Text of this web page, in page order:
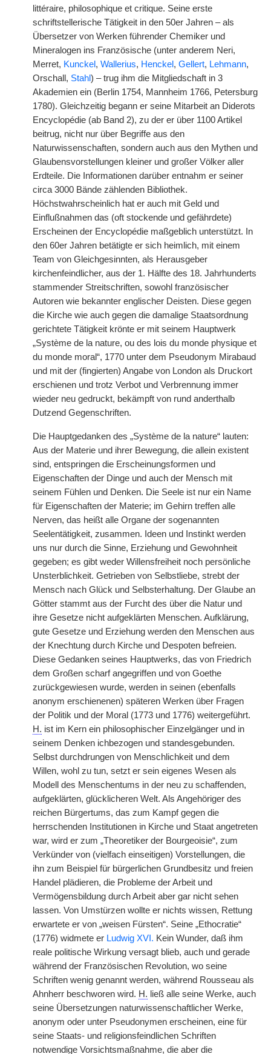
littéraire, philosophique et critique. Seine erste
schriftstellerische Tätigkeit in den 50er Jahren – als
Übersetzer von Werken führender Chemiker und
Mineralogen ins Französische (unter anderem Neri,
Merret, Kunckel , Wallerius, Henckel , Gellert, Lehmann,
Orschall, Stahl) – trug ihm die Mitgliedschaft in 3
Akademien ein (Berlin 1754, Mannheim 1766, Petersburg
1780). Gleichzeitig begann er seine Mitarbeit an Diderots
Encyclopédie (ab Band 2), zu der er über 1100 Artikel
beitrug, nicht nur über Begriffe aus den
Naturwissenschaften, sondern auch aus den Mythen und
Glaubensvorstellungen kleiner und großer Völker aller
Erdteile. Die Informationen darüber entnahm er seiner
circa 3000 Bände zählenden Bibliothek.
Höchstwahrscheinlich hat er auch mit Geld und
Einflußnahmen das (oft stockende und gefährdete)
Erscheinen der Encyclopédie maßgeblich unterstützt. In
den 60er Jahren betätigte er sich heimlich, mit einem
Team von Gleichgesinnten, als Herausgeber
kirchenfeindlicher, aus der 1. Hälfte des 18. Jahrhunderts
stammender Streitschriften, sowohl französischer
Autoren wie bekannter englischer Deisten. Diese gegen
die Kirche wie auch gegen die damalige Staatsordnung
gerichtete Tätigkeit krönte er mit seinem Hauptwerk
„Système de la nature, ou des lois du monde physique et
du monde moral“, 1770 unter dem Pseudonym Mirabaud
und mit der (fingierten) Angabe von London als Druckort
erschienen und trotz Verbot und Verbrennung immer
wieder neu gedruckt, bekämpft von rund anderthalb
Dutzend Gegenschriften.
Die Hauptgedanken des „Système de la nature“ lauten:
Aus der Materie und ihrer Bewegung, die allein existent
sind, entspringen die Erscheinungsformen und
Eigenschaften der Dinge und auch der Mensch mit
seinem Fühlen und Denken. Die Seele ist nur ein Name
für Eigenschaften der Materie; im Gehirn treffen alle
Nerven, das heißt alle Organe der sogenannten
Seelentätigkeit, zusammen. Ideen und Instinkt werden
uns nur durch die Sinne, Erziehung und Gewohnheit
gegeben; es gibt weder Willensfreiheit noch persönliche
Unsterblichkeit. Getrieben von Selbstliebe, strebt der
Mensch nach Glück und Selbsterhaltung. Der Glaube an
Götter stammt aus der Furcht des über die Natur und
ihre Gesetze nicht aufgeklärten Menschen. Aufklärung,
gute Gesetze und Erziehung werden den Menschen aus
der Knechtung durch Kirche und Despoten befreien.
Diese Gedanken seines Hauptwerks, das von Friedrich
dem Großen scharf angegriffen und von Goethe
zurückgewiesen wurde, werden in seinen (ebenfalls
anonym erschienenen) späteren Werken über Fragen
der Politik und der Moral (1773 und 1776) weitergeführt.
H. ist im Kern ein philosophischer Einzelgänger und in
seinem Denken ichbezogen und standesgebunden.
Selbst durchdrungen von Menschlichkeit und dem
Willen, wohl zu tun, setzt er sein eigenes Wesen als
Modell des Menschentums in der neu zu schaffenden,
aufgeklärten, glücklicheren Welt. Als Angehöriger des
reichen Bürgertums, das zum Kampf gegen die
herrschenden Institutionen in Kirche und Staat angetreten
war, wird er zum „Theoretiker der Bourgeoisie“, zum
Verkünder von (vielfach einseitigen) Vorstellungen, die
ihn zum Beispiel für bürgerlichen Grundbesitz und freien
Handel plädieren, die Probleme der Arbeit und
Vermögensbildung durch Arbeit aber gar nicht sehen
lassen. Von Umstürzen wollte er nichts wissen, Rettung
erwartete er von „weisen Fürsten“. Seine „Ethocratie“
(1776) widmete er Ludwig XVI. Kein Wunder, daß ihm
reale politische Wirkung versagt blieb, auch und gerade
während der Französischen Revolution, wo seine
Schriften wenig genannt werden, während Rousseau als
Ahnherr beschworen wird. H. ließ alle seine Werke, auch
seine Übersetzungen naturwissenschaftlicher Werke,
anonym oder unter Pseudonymen erscheinen, eine für
seine Staats- und religionsfeindlichen Schriften
notwendige Vorsichtsmaßnahme, die aber die